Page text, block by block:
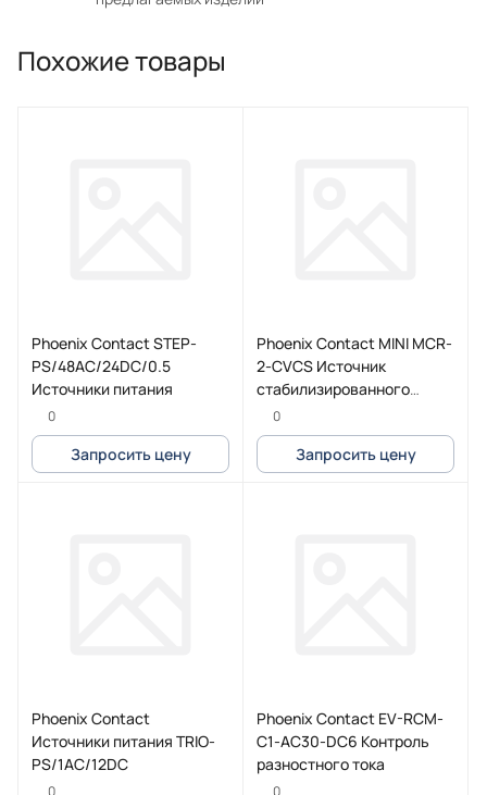
Похожие товары
Phoenix Contact STEP-
PS/48AC/24DC/0.5
Источники питания
0
Запросить цену
Phoenix Contact MINI MCR-
2-CVCS Источник
стабилизированного
напряжения
0
Запросить цену
Phoenix Contact
Источники питания TRIO-
PS/1AC/12DC
0
Phoenix Contact EV-RCM-
C1-AC30-DC6 Контроль
разностного тока
0